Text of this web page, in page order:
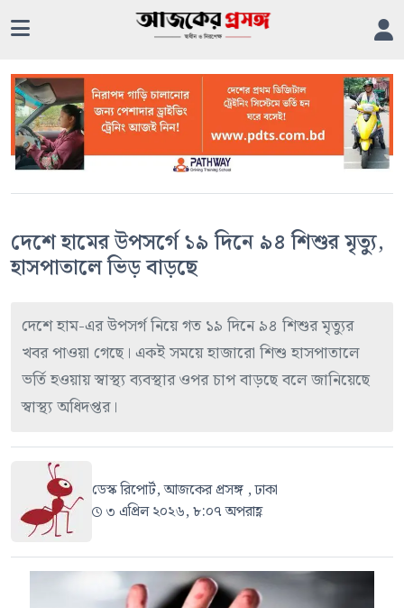
দেশে হামের উপসর্গে ১৯ দিনে ৯৪ শিশুর মৃত্যু,
হাসপাতালে ভিড় বাড়ছে
দেশে হাম-এর উপসর্গ নিয়ে গত ১৯ দিনে ৯৪ শিশুর মৃত্যুর
খবর পাওয়া গেছে। একই সময়ে হাজারো শিশু হাসপাতালে
ভর্তি হওয়ায় স্বাস্থ্য ব্যবস্থার ওপর চাপ বাড়ছে বলে জানিয়েছে
স্বাস্থ্য অধিদপ্তর।
ডেস্ক রিপোর্ট, আজকের প্রসঙ্গ , ঢাকা
৩ এপ্রিল ২০২৬, ৮:০৭ অপরাহ্ণ